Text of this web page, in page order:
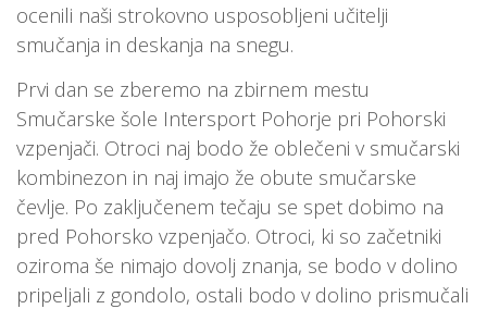
ocenili naši strokovno usposobljeni učitelji
smučanja in deskanja na snegu.
Prvi dan se zberemo na zbirnem mestu
Smučarske šole Intersport Pohorje pri Pohorski
vzpenjači. Otroci naj bodo že oblečeni v smučarski
kombinezon in naj imajo že obute smučarske
čevlje. Po zaključenem tečaju se spet dobimo na
pred Pohorsko vzpenjačo. Otroci, ki so začetniki
oziroma še nimajo dovolj znanja, se bodo v dolino
pripeljali z gondolo, ostali bodo v dolino prismučali